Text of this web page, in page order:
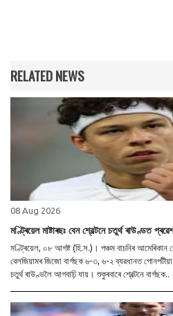
RELATED NEWS
08 Aug 2026
মণ্ট্ৰিয়েল মাষ্টাৰছঃ বেন শ্বেল্টনে চতুৰ্থ ৰাউণ্ডত
মণ্ট্ৰিয়েল, ০৮ আগষ্ট (হি.স.)। পঞ্চম বাচনিৰ আমেৰিকান বেন শ্বেল্টনে এক সুন্দৰ প্ৰদৰ্শন আগবঢ়াই
বেলজিয়ামৰ জিজো বাৰ্গছক ৬-৩, ৬-২ ব্যৱধানত
চতুৰ্থ ৰাউণ্ডলৈ আগবাঢ়ি যায়। শুকুৰবাৰে শ্বেল্টনে বাৰ্গছক..